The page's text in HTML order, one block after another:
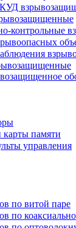
контрольные
памяти
управления
по витой паре
по